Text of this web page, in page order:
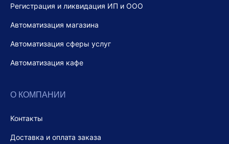
Регистрация и ликвидация ИП и ООО
Автоматизация магазина
Автоматизация сферы услуг
Автоматизация кафе
О КОМПАНИИ
Контакты
Доставка и оплата заказа